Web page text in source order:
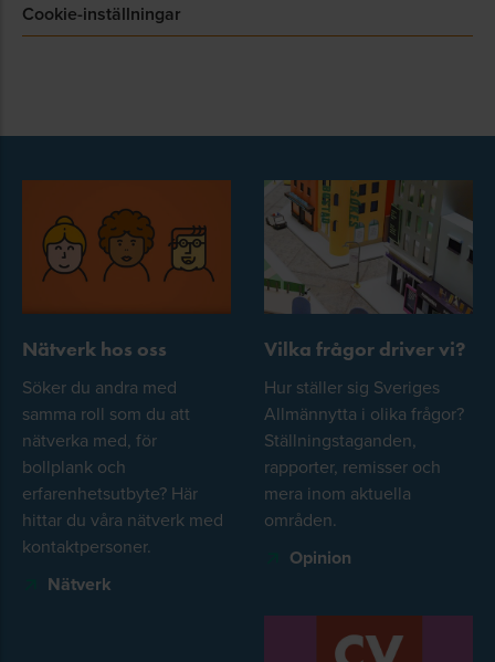
Cookie-inställningar
Nätverk hos oss
Söker du andra med
samma roll som du att
nätverka med, för
bollplank och
erfarenhetsutbyte? Här
hittar du våra nätverk med
kontaktpersoner.
Nätverk
Vilka frågor driver vi?
Hur ställer sig Sveriges
Allmännytta i olika frågor?
Ställningstaganden,
rapporter, remisser och
mera inom aktuella
områden.
Opinion